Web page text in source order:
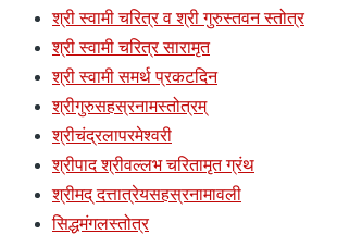
श्री स्वामी चरित्र व श्री गुरुस्तवन स्तोत्र
श्री स्वामी चरित्र सारामृत
श्री स्वामी समर्थ प्रकटदिन
श्रीगुरुसहस्रनामस्तोत्रम्
श्रीचंद्रलापरमेश्वरी
श्रीपाद श्रीवल्लभ चरितामृत ग्रंथ
श्रीमद् दत्तात्रेयसहस्रनामावली
सिद्धमंगलस्तोत्र